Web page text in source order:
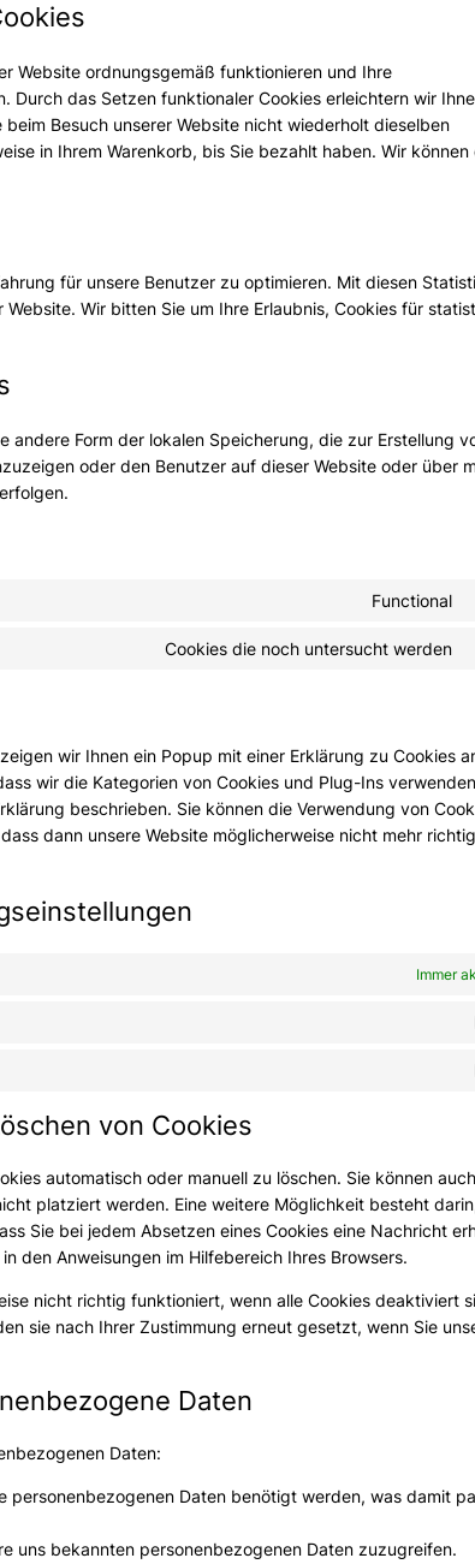
Website ordnungsgemäß funktionieren und Ihre
Durch das Setzen funktionaler Cookies erleichtern wir
Besuch unserer Website nicht wiederholt dieselben
in Ihrem Warenkorb, bis Sie bezahlt haben. Wir können
für unsere Benutzer zu optimieren. Mit diesen
Wir bitten Sie um Ihre Erlaubnis, Cookies für
Form der lokalen Speicherung, die zur Erstellung
oder den Benutzer auf dieser Website oder über
Functional
Cookies die noch untersucht werden
wir Ihnen ein Popup mit einer Erklärung zu Cookies
wir die Kategorien von Cookies und Plug-Ins
beschrieben. Sie können die Verwendung von
dann unsere Website möglicherweise nicht mehr richtig
Immer
von Cookies
automatisch oder manuell zu löschen. Sie können auch
platziert werden. Eine weitere Möglichkeit besteht
Sie bei jedem Absetzen eines Cookies eine Nachricht
den Anweisungen im Hilfebereich Ihres Browsers.
nicht richtig funktioniert, wenn alle Cookies deaktiviert
sie nach Ihrer Zustimmung erneut gesetzt, wenn Sie
Daten
Daten:
personenbezogenen Daten benötigt werden, was damit
uns bekannten personenbezogenen Daten zuzugreifen.